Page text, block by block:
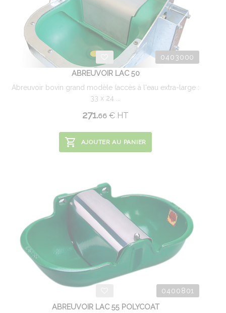
0403000
ABREUVOIR LAC 50
Abreuvoir bovin grand modèle (accès à l'eau extra-large :
33 x 24 ...
271.66 € HT
AJOUTER AU PANIER
0400801
ABREUVOIR LAC 55 POLYCOAT